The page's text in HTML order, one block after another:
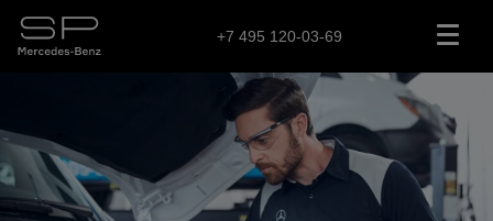
+7 495 120-03-69